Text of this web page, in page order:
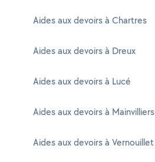
Aides aux devoirs à Chartres
Aides aux devoirs à Dreux
Aides aux devoirs à Lucé
Aides aux devoirs à Mainvilliers
Aides aux devoirs à Vernouillet